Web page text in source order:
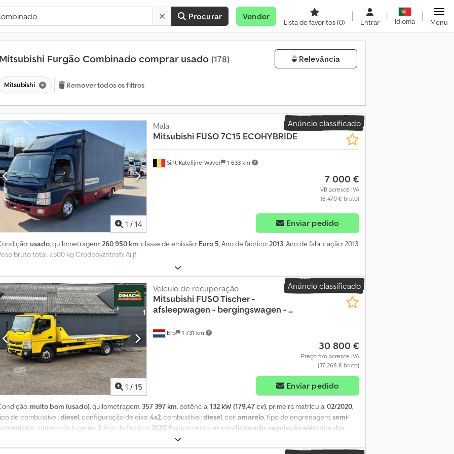
Procurar Vender
Lista de favoritos(0) Entrar Idioma Menu
Mitsubishi Furgão Combinado comprar usado (178) Relevância
Mitsubishi Remover todos os filtros
Anúncio classificado
1 / 14
Sint-Katelijne-Waver 1 633 km
Mala
Mitsubishi FUSO 7C15 ECOHYBRIDE
7 000 €
VB acresce IVA
(8 470 € bruto)
Enviar pedido
usado, quilometragem:260 950 km, classe de emissão: Euro 5, Ano de fabrico:2013, Ano de fabricação: 2013
bruto total: 7.500 kg Crodpoyzhtnsfx Ailjf
Anúncio classificado
1 / 15
Erp 1 731 km
Veículo de recuperação
Mitsubishi FUSO Tischer -
afsleepwagen - bergingswagen - ...
30 800 €
Preço fixo acresce IVA
(37 268 € bruto)
Enviar pedido
muito bom (usado), quilometragem: 357 397 km, potência:132 kW (179,47 cv), primeira matrícula:02/2020,
de combustível:diesel, configuração de eixo:4x2, combustível:diesel, cor:amarelo, tipo de engrenagem:semi-
, número de lugares: 3, Ano de fabrico: 2020, Equipamento: ar condicionado, regulação eléctrica dos
, = Outras opções e acessórios = - Engate de reboque 3500 kg - Rádio - Tomada de força (PTO) = Mais
= Informações gerais Número de portas: 2 Informações técnicas Número de cilindros: 4 Pesos Peso em
M
4
0
0
p
e
i
o
m
p
r